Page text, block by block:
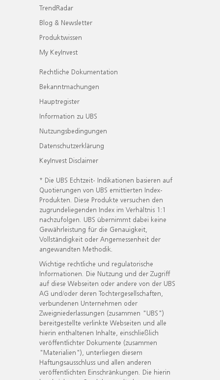
TrendRadar
Blog & Newsletter
Produktwissen
My KeyInvest
Rechtliche Dokumentation
Bekanntmachungen
Hauptregister
Information zu UBS
Nutzungsbedingungen
Datenschutzerklärung
KeyInvest Disclaimer
* Die UBS Echtzeit- Indikationen basieren auf
Quotierungen von UBS emittierten Index-
Produkten. Diese Produkte versuchen den
zugrundeliegenden Index im Verhältnis 1:1
nachzufolgen. UBS übernimmt dabei keine
Gewährleistung für die Genauigkeit,
Vollständigkeit oder Angemessenheit der
angewandten Methodik.
Wichtige rechtliche und regulatorische
Informationen. Die Nutzung und der Zugriff
auf diese Webseiten oder andere von der UBS
AG und/oder deren Tochtergesellschaften,
verbundenen Unternehmen oder
Zweigniederlassungen (zusammen "UBS")
bereitgestellte verlinkte Webseiten und alle
hierin enthaltenen Inhalte, einschließlich
veröffentlichter Dokumente (zusammen
"Materialien"), unterliegen diesem
Haftungsausschluss und allen anderen
veröffentlichten Einschränkungen. Die hierin